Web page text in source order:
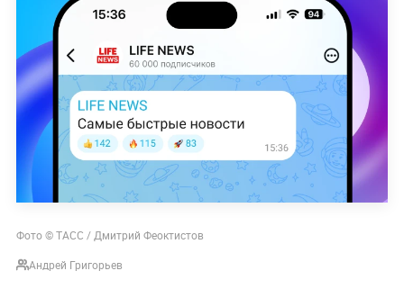
Фото © ТАСС / Дмитрий Феоктистов
Андрей Григорьев